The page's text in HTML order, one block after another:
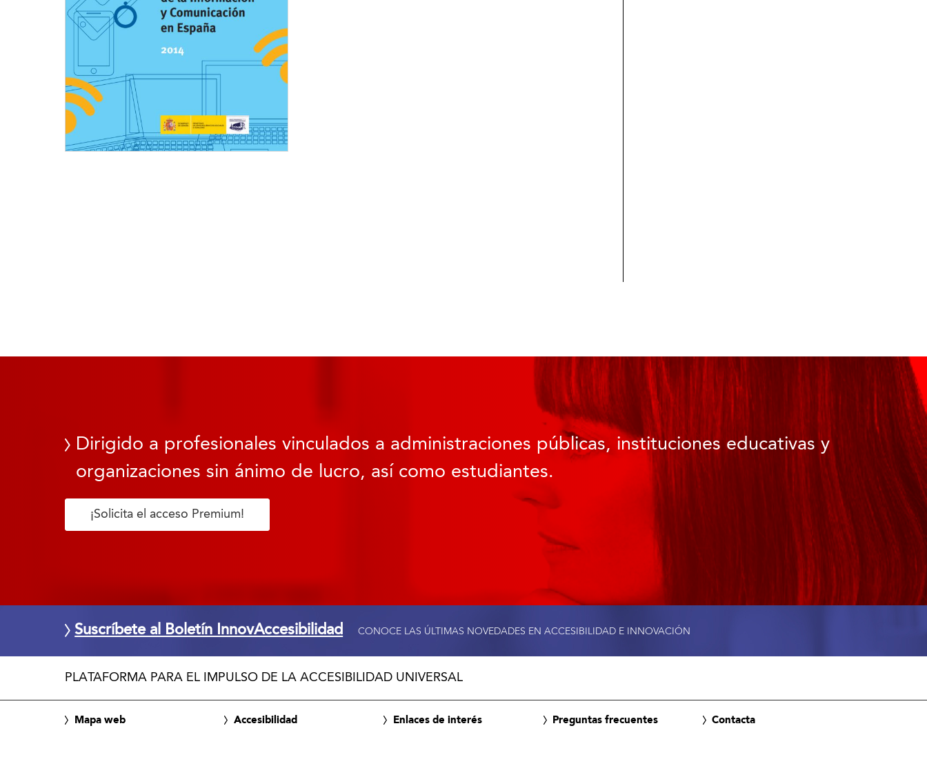
Dirigido a profesionales vinculados a administraciones públicas, instituciones educativas y
organizaciones sin ánimo de lucro, así como estudiantes.
¡Solicita el acceso Premium!
Suscríbete al Boletín InnovAccesibilidad CONOCE LAS ÚLTIMAS NOVEDADES EN ACCESIBILIDAD E INNOVACIÓN
PLATAFORMA PARA EL IMPULSO DE LA ACCESIBILIDAD UNIVERSAL
Mapa web Accesibilidad Enlaces de interés Preguntas frecuentes Contacta